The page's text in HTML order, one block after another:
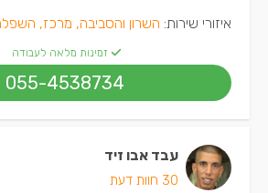
איזורי שירות: השרון והסביבה, מרכז,
זמינות מלאה לעבודה
055-4538734
עבד אבו זיד
30 חוות דעת